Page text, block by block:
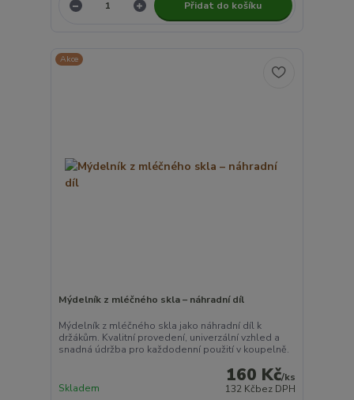
Přidat do košíku
Akce
Mýdelník z mléčného skla – náhradní díl
Mýdelník z mléčného skla jako náhradní díl k
držákům. Kvalitní provedení, univerzální vzhled a
snadná údržba pro každodenní použití v koupelně.
160 Kč/ks
132 Kčbez DPH
Skladem